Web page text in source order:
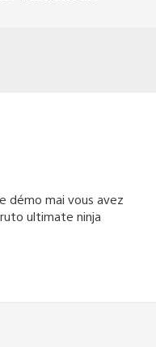
démo mai vous avez
ultimate ninja